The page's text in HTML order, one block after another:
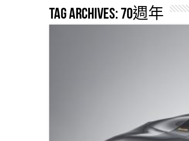
Tag Archives:70週年